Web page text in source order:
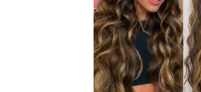
DO KOSZYKA